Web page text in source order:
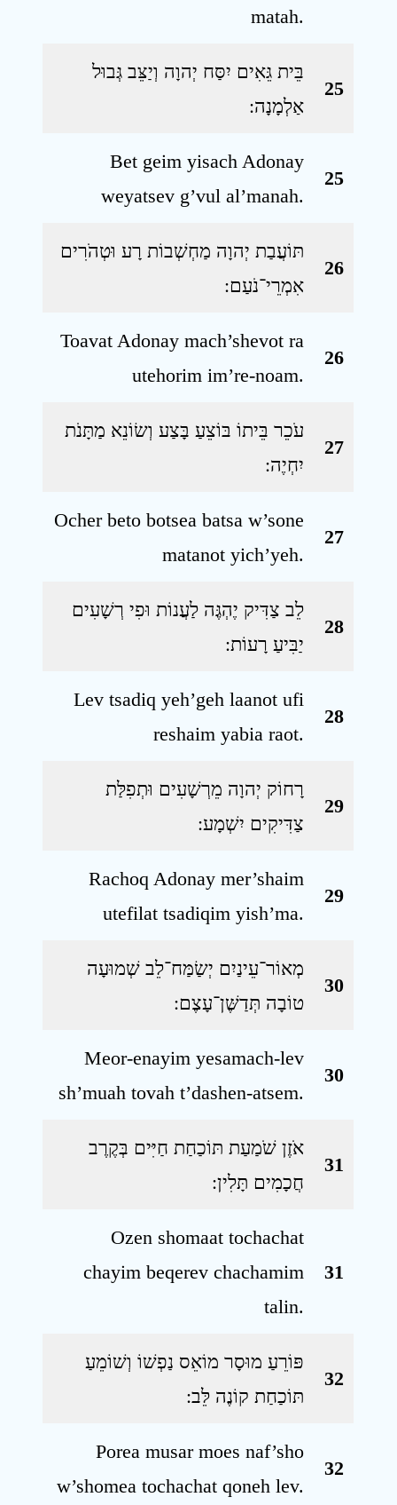
matah.
בֵּית גֵּאִים יִסַּח יְהוָה וְיַצֵּב גְּבוּל
אַלְמָנָה ׃
25
Bet geim yisach Adonay
weyatsev g’vul al’manah.
25
תּוֹעֲבַת יְהוָה מַחְשְׁבוֹת רָע וּטְהֹרִים
אִמְרֵי־נֹעַם ׃
26
Toavat Adonay mach’shevot ra
utehorim im’re-noam.
26
עֹכֵר בֵּיתוֹ בּוֹצֵעַ בָּצַע וְשׂוֹנֵא מַתָּנֹת
יִחְיֶה ׃
27
Ocher beto botsea batsa w’sone
matanot yich’yeh.
27
לֵב צַדִּיק יֶהְגֶּה לַעֲנוֹת וּפִי רְשָׁעִים
יַבִּיעַ רָעוֹת ׃
28
Lev tsadiq yeh’geh laanot ufi
reshaim yabia raot.
28
רָחוֹק יְהוָה מֵרְשָׁעִים וּתְפִלַּת
צַדִּיקִים יִשְׁמָע ׃
29
Rachoq Adonay mer’shaim
utefilat tsadiqim yish’ma.
29
מְאוֹר־עֵינַיִם יְשַׂמַּח־לֵב שְׁמוּעָה
טוֹבָה תְּדַשֶּׁן־עָצֶם ׃
30
Meor-enayim yesamach-lev
sh’muah tovah t’dashen-atsem.
30
אֹזֶן שֹׁמַעַת תּוֹכַחַת חַיִּים בְּקֶרֶב
חֲכָמִים תָּלִין ׃
31
Ozen shomaat tochachat
chayim beqerev chachamim
talin.
31
פּוֹרֵעַ מוּסָר מוֹאֵס נַפְשׁוֹ וְשׁוֹמֵעַ
תּוֹכַחַת קוֹנֶה לֵּב ׃
32
Porea musar moes naf’sho
w’shomea tochachat qoneh lev.
32